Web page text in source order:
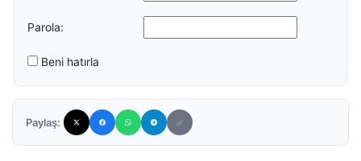
Parola:
Beni hatırla
Paylaş: